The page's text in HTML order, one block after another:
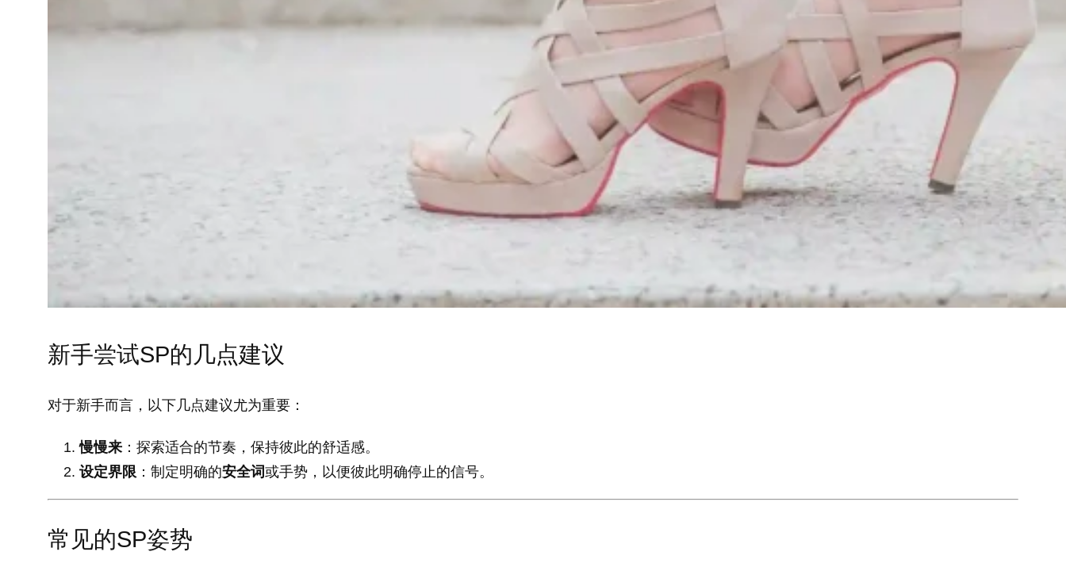
新手尝试SP的几点建议
对于新手而言，以下几点建议尤为重要：
慢慢来 ：探索适合的节奏，保持彼此的舒适感。
设定界限 ：制定明确的安全词或手势，以便彼此明确停止的信号。
常见的SP姿势